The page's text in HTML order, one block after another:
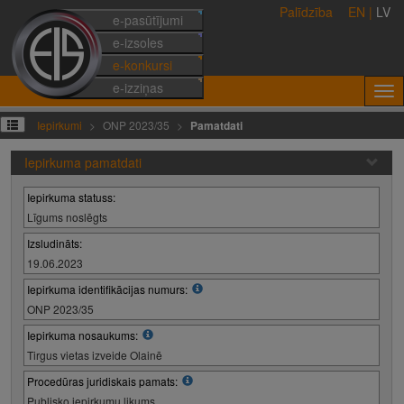
e-pasūtījumi
e-izsoles
e-konkursi
e-izziņas
Palīdzība EN | LV
Iepirkumi ONP 2023/35 Pamatdati
Iepirkuma pamatdati
Iepirkuma statuss:
Līgums noslēgts
Izsludināts:
19.06.2023
Iepirkuma identifikācijas numurs:
ONP 2023/35
Iepirkuma nosaukums:
Tirgus vietas izveide Olainē
Procedūras juridiskais pamats:
Publisko iepirkumu likums